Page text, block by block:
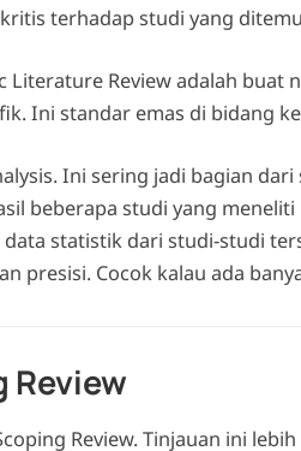
terhadap studi yang
Literature Review adalah
Ini standar emas di bidang
Ini sering jadi bagian
beberapa studi yang meneliti
statistik dari studi-studi
presisi. Cocok kalau ada
Review
Review. Tinjauan ini